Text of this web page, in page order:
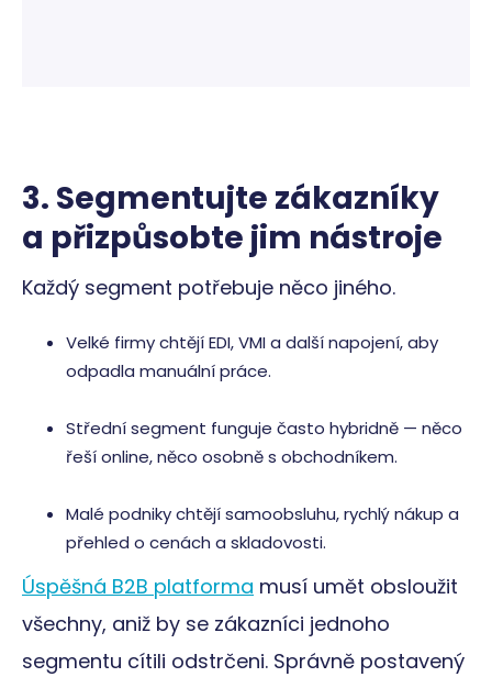
3. Segmentujte zákazníky
a přizpůsobte jim nástroje
Každý segment potřebuje něco jiného.
Velké firmy chtějí EDI, VMI a další napojení, aby
odpadla manuální práce.
Střední segment funguje často hybridně — něco
řeší online, něco osobně s obchodníkem.
Malé podniky chtějí samoobsluhu, rychlý nákup a
přehled o cenách a skladovosti.
Úspěšná B2B platforma musí umět obsloužit
všechny, aniž by se zákazníci jednoho
segmentu cítili odstrčeni. Správně postavený